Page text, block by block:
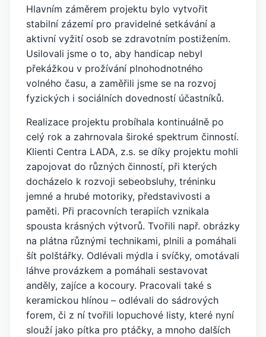
Hlavním záměrem projektu bylo vytvořit
stabilní zázemí pro pravidelné setkávání a
aktivní vyžití osob se zdravotním postižením.
Usilovali jsme o to, aby handicap nebyl
překážkou v prožívání plnohodnotného
volného času, a zaměřili jsme se na rozvoj
fyzických i sociálních dovedností účastníků.
Realizace projektu probíhala kontinuálně po
celý rok a zahrnovala široké spektrum činností.
Klienti Centra LADA, z.s. se díky projektu mohli
zapojovat do různých činností, při kterých
docházelo k rozvoji sebeobsluhy, tréninku
jemné a hrubé motoriky, představivosti a
paměti. Při pracovních terapiích vznikala
spousta krásných výtvorů. Tvořili např. obrázky
na plátna různými technikami, plnili a pomáhali
šít polštářky. Odlévali mýdla i svíčky, omotávali
láhve provázkem a pomáhali sestavovat
anděly, zajíce a kocoury. Pracovali také s
keramickou hlínou – odlévali do sádrových
forem, či z ní tvořili lopuchové listy, které nyní
slouží jako pítka pro ptáčky, a mnoho dalších